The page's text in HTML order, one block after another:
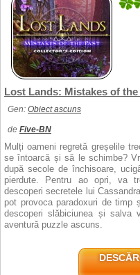
Lost Lands: Mistakes of
Gen: Obiect ascuns
de Five-BN
Mulți oameni regretă greșelile
se întoarcă și să le schimbe?
după secole de închisoare,
pierdute. Pentru ao opri, va
descoperi secretele lui
pot provoca paradoxuri de timp
descoperi slăbiciunea și
aventură puzzle ascuns.